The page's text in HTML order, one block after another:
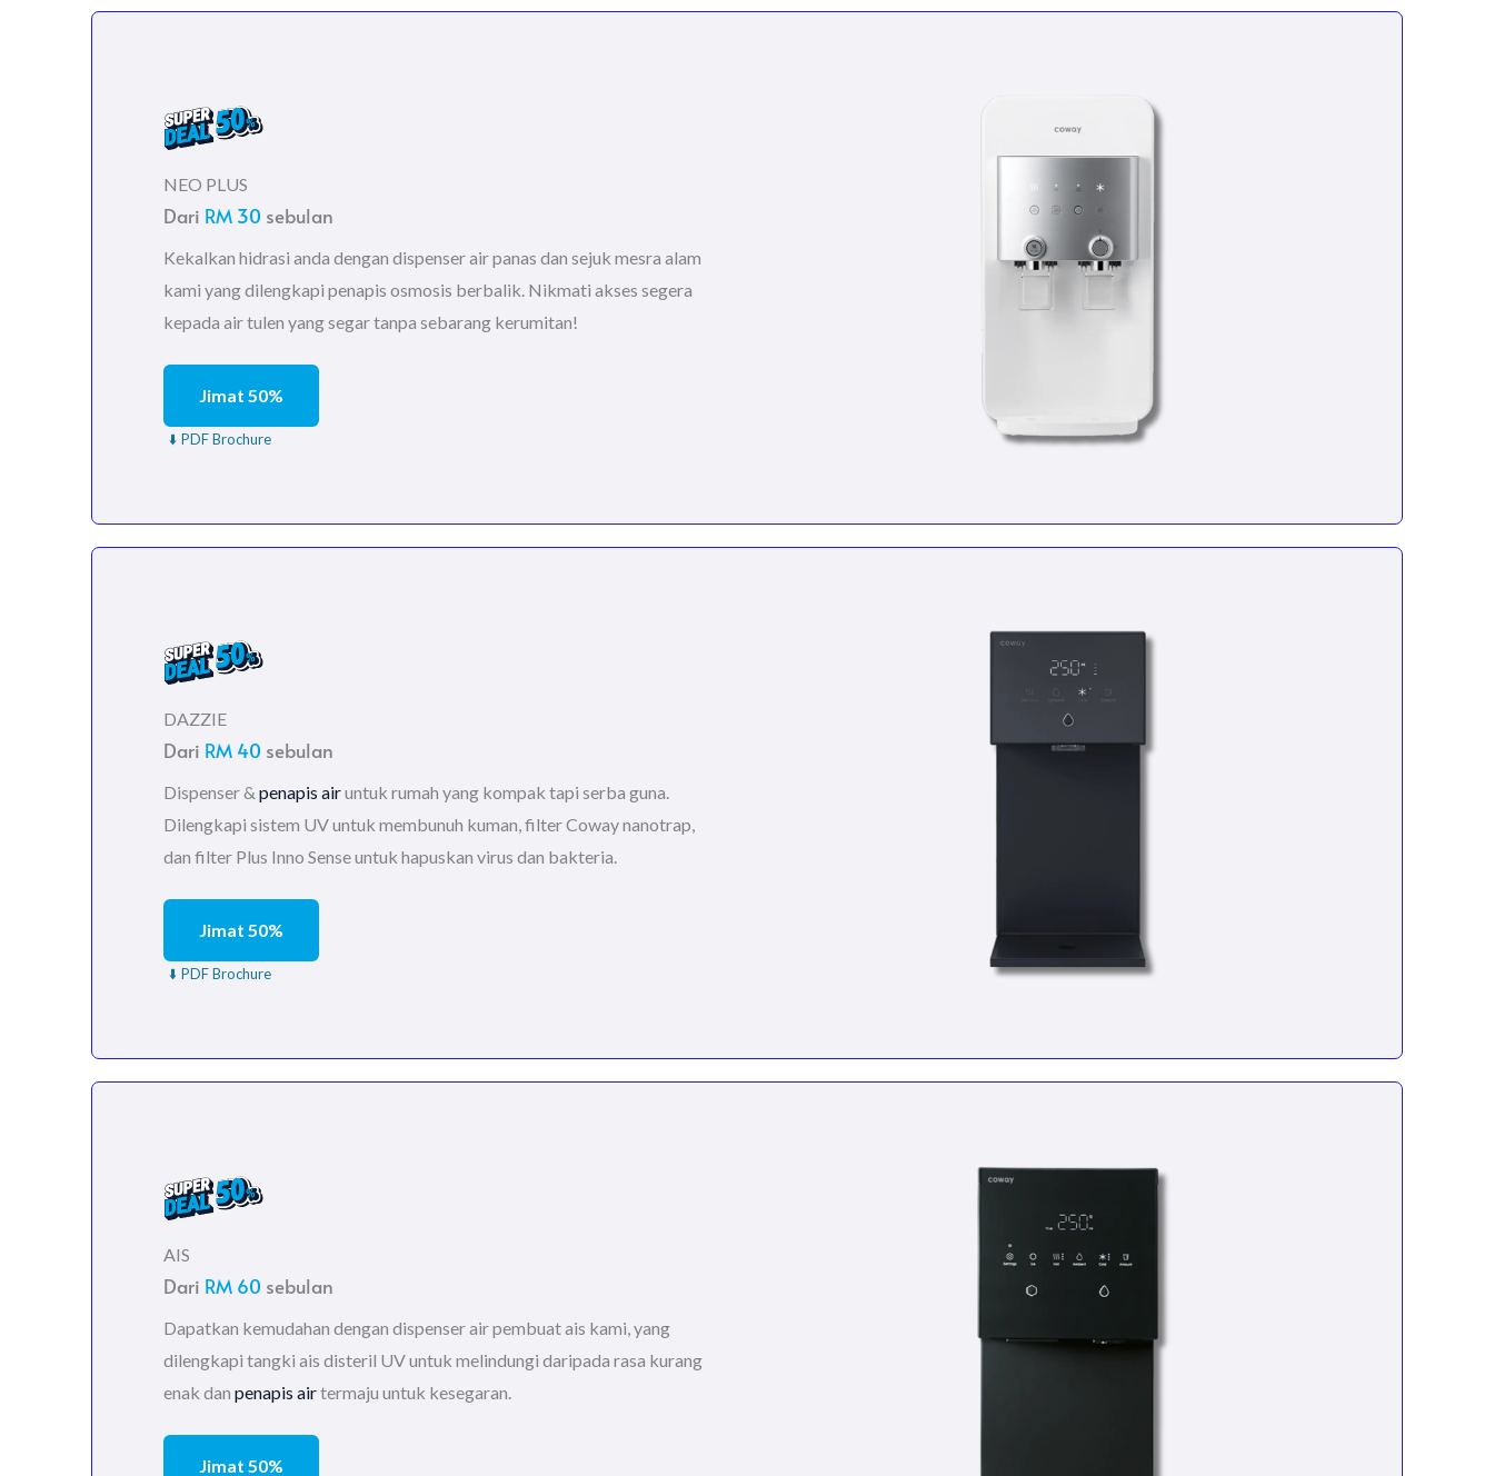
NEO PLUS
Dari RM 30 sebulan
Kekalkan hidrasi anda dengan dispenser air panas dan sejuk mesra alam
kami yang dilengkapi penapis osmosis berbalik. Nikmati akses segera
kepada air tulen yang segar tanpa sebarang kerumitan!
Jimat 50%
⬇️ PDF Brochure
DAZZIE
Dari RM 40 sebulan
Dispenser & penapis airuntuk rumah yang kompak tapi serba guna.
Dilengkapi sistem UV untuk membunuh kuman, filter Coway nanotrap,
dan filter Plus Inno Sense untuk hapuskan virus dan bakteria.
Jimat 50%
⬇️ PDF Brochure
AIS
Dari RM 60 sebulan
Dapatkan kemudahan dengan dispenser air pembuat ais kami, yang
dilengkapi tangki ais disteril UV untuk melindungi daripada rasa kurang
enak dan penapis airtermaju untuk kesegaran.
Jimat 50%